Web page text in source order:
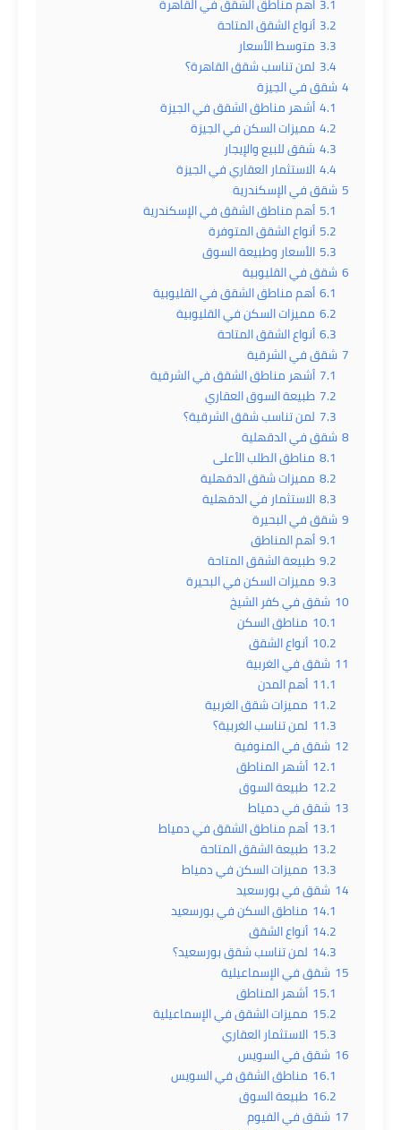
3.2 أنواع الشقق المتاحة
3.3 متوسط الأسعار
3.4 لمن تناسب شقق القاهرة؟
4شقق في الجيزة
4.1أشهر مناطق الشقق في الجيزة
4.2 مميزات السكن في الجيزة
4.3شقق للبيع والإيجار
4.4الاستثمار العقاري في الجيزة
5 شقق في الإسكندرية
5.1 أهم مناطق الشقق في الإسكندرية
5.2 أنواع الشقق المتوفرة
5.3 الأسعار وطبيعة السوق
6شقق في القليوبية
6.1أهم مناطق الشقق في القليوبية
6.2 مميزات السكن في القليوبية
6.3أنواع الشقق المتاحة
7 شقق في الشرقية
7.1 أشهر مناطق الشقق في الشرقية
7.2 طبيعة السوق العقاري
7.3 لمن تناسب شقق الشرقية؟
8شقق في الدقهلية
8.1 مناطق الطلب الأعلى
8.2 مميزات شقق الدقهلية
8.3الاستثمار في الدقهلية
9شقق في البحيرة
9.1أهم المناطق
9.2طبيعة الشقق المتاحة
9.3 مميزات السكن في البحيرة
10 شقق في كفر الشيخ
10.1 مناطق السكن
10.2 أنواع الشقق
11 شقق في الغربية
11.1 أهم المدن
11.2 مميزات شقق الغربية
11.3 لمن تناسب الغربية؟
12 شقق في المنوفية
12.1 أشهر المناطق
12.2 طبيعة السوق
13 شقق في دمياط
13.1 أهم مناطق الشقق في دمياط
13.2 طبيعة الشقق المتاحة
13.3 مميزات السكن في دمياط
14 شقق في بورسعيد
14.1 مناطق السكن في بورسعيد
14.2 أنواع الشقق
14.3 لمن تناسب شقق بورسعيد؟
15 شقق في الإسماعيلية
15.1 أشهر المناطق
15.2 مميزات الشقق في الإسماعيلية
15.3 الاستثمار العقاري
16 شقق في السويس
16.1 مناطق الشقق في السويس
16.2 طبيعة السوق
17 شقق في الفيوم